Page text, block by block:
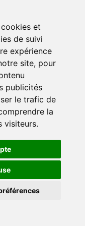
et
de suivi
expérience
site, pour
publicités
le trafic de
la
visiteurs.